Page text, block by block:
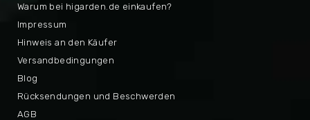
Warum bei higarden.de einkaufen?
Rücksendungen und Beschwerden
Impressum
AGB
Hinweis an den Käufer
Versandbedingungen
Blog